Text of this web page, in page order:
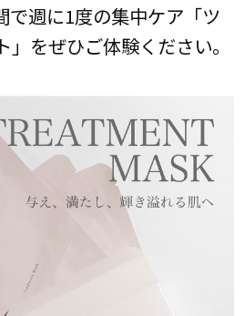
で週に1度の集中ケア「ツ
をぜひご体験ください。